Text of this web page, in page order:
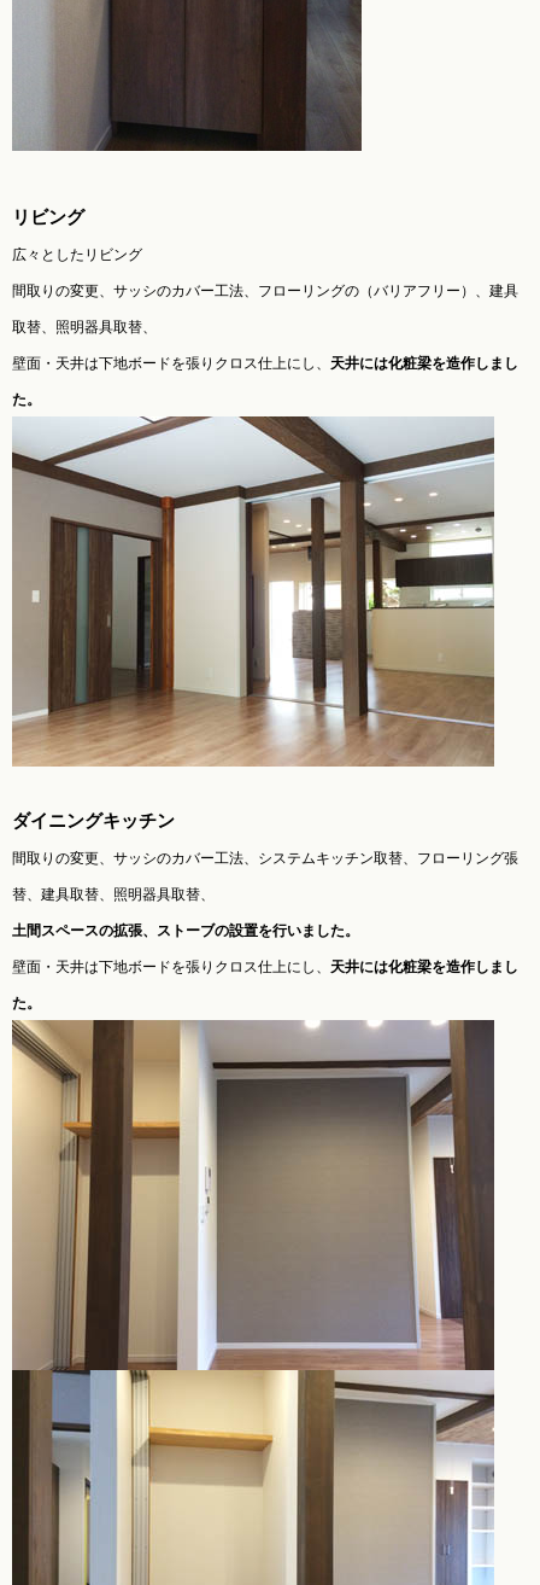
リビング
広々としたリビング
間取りの変更、サッシのカバー工法、フローリングの（バリアフリー）、建具
取替、照明器具取替、
壁面・天井は下地ボードを張りクロス仕上にし、 天井には化粧梁を造作しまし
た。
ダイニングキッチン
間取りの変更、サッシのカバー工法、システムキッチン取替、フローリング張
替、建具取替、照明器具取替、
土間スペースの拡張、ストーブの設置を行いました。
壁面・天井は下地ボードを張りクロス仕上にし、 天井には化粧梁を造作しまし
た。